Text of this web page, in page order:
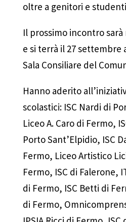
oltre a genitori e
Il prossimo incontro
e si terrà il 27 settembre
Sala Consiliare del
Hanno aderito
scolastici: ISC Nardi di
Liceo A. Caro di Fermo,
Porto Sant’Elpidio, ISC
Fermo, Liceo Artistico
Fermo, ISC di Falerone,
di Fermo, ISC Betti di
di Fermo,